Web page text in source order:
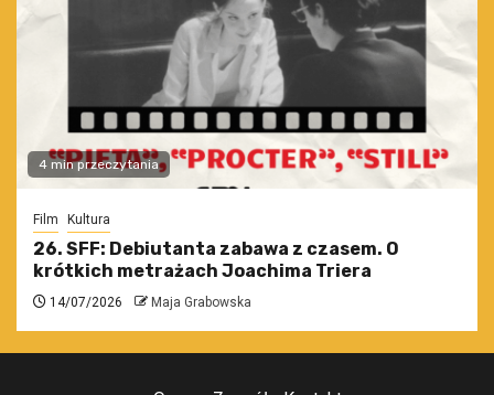
4 min przeczytania
Film Kultura
26. SFF: Debiutanta zabawa z czasem. O
krótkich metrażach Joachima Triera
14/07/2026 Maja Grabowska